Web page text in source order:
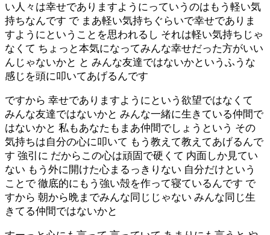
い人々は幸せでありますようにっていうのはもう軽い気
持ちなんです で まあ軽い気持ちぐらいで幸せでありま
すようにということを思われるし それは軽い気持ちじゃ
なくて ちょっと本気になってみんな幸せだった方がいい
んじゃないかと と みんな友達ではないかというふうな
感じを頭に叩いてあげるんです
ですから 幸せでありますようにという欲望ではなくて
みんな友達ではないかと みんな一緒に生きている仲間で
はないかと 私もあなたもまあ仲間でしょうという その
気持ちは自分の心に叩いて もう教えて教えてあげるんで
す 強引に だからこの心は頑固で硬くて 内面しか見てい
ない もう外に開けた心まるっきりない 自分だけという
ことで 徹底的にもう強い殻を作って寝ているんです で
すから 朝から晩までみんな同じじゃない みんな同じ生
きてる仲間ではないかと